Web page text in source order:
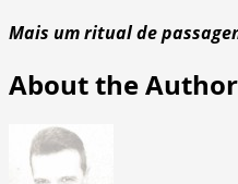
Mais um ritual de
About the Author